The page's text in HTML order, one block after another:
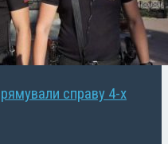
справу 4-х